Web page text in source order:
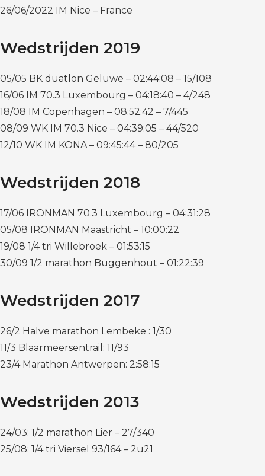
26/06/2022 IM Nice – France
Wedstrijden 2019
05/05 BK duatlon Geluwe – 02:44:08 – 15/108
16/06 IM 70.3 Luxembourg – 04:18:40 – 4/248
18/08 IM Copenhagen – 08:52:42 – 7/445
08/09 WK IM 70.3 Nice – 04:39:05 – 44/520
12/10 WK IM KONA – 09:45:44 – 80/205
Wedstrijden 2018
17/06 IRONMAN 70.3 Luxembourg – 04:31:28
05/08 IRONMAN Maastricht – 10:00:22
19/08 1/4 tri Willebroek – 01:53:15
30/09 1/2 marathon Buggenhout – 01:22:39
Wedstrijden 2017
26/2 Halve marathon Lembeke : 1/30
11/3 Blaarmeersentrail: 11/93
23/4 Marathon Antwerpen: 2:58:15
Wedstrijden 2013
24/03: 1/2 marathon Lier – 27/340
25/08: 1/4 tri Viersel 93/164 – 2u21